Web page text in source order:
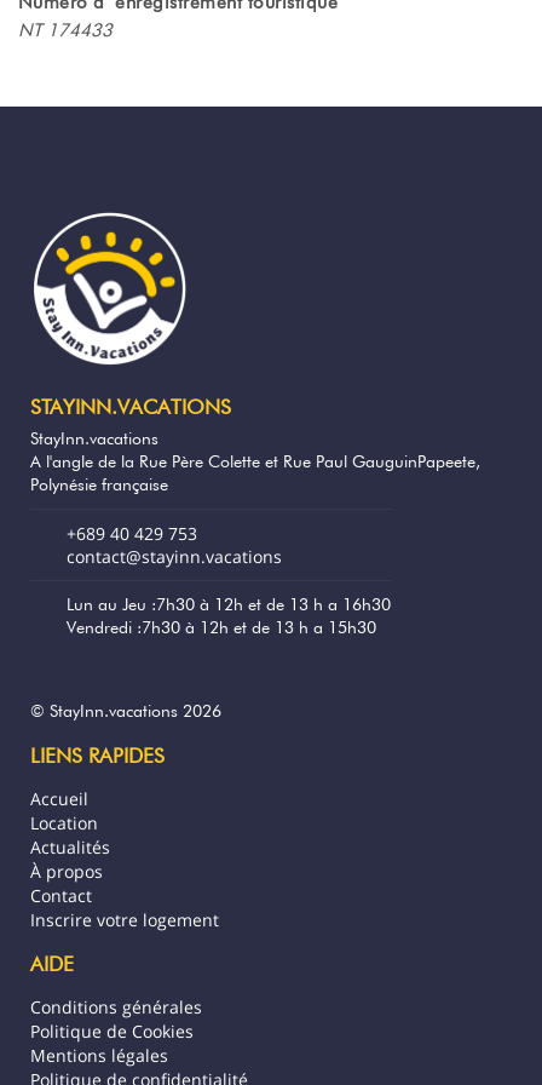
Le studio côté jardin se compose d’une
possibilité de les assemblés et 1 lit queen
size au niveau de la mezzanine.
La salle de bain équipée de tout le
nécessaire ( gel douche / shampoings) et
un changement de linge de lit tous les 3
gratuitement à votre disposition un lit
parapluie, un sèche-cheveux et un micro-
ondes. Un service de blanchisserie est
également disponible en supplément. Il est
possible d’ajouter des matelas
à régler directement sur place.
plage de la Taharuu et baignade en rivière
Snack BEACH BURGER
Les essentiels :
petit déjeuner + dîner possible sur
demande sur place
Service ménage effectué tous les 3 jours
pour les longs séjours
location équipements nautiques ( paddle ,
kayaks , planche de surf )
spot de snorkeling juste en face
NT 174433
STAYINN.VACATIONS
StayInn.vacations
A l'angle de la Rue Père Colette et Rue Paul GauguinPapeete,
Polynésie française
+689 40 429 753
contact@stayinn.vacations
Lun au Jeu :7h30 à 12h et de 13 h a 16h30
Vendredi :7h30 à 12h et de 13 h a 15h30
© StayInn.vacations 2026
LIENS RAPIDES
Accueil
Location
Actualités
À propos
Contact
Inscrire votre logement
AIDE
Conditions générales
Politique de Cookies
Mentions légales
Politique de confidentialité